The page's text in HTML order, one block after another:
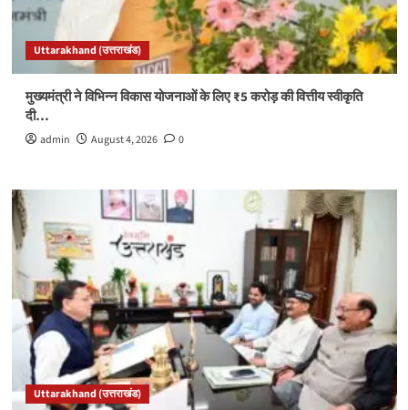
Uttarakhand (उत्तराखंड)
मुख्यमंत्री ने विभिन्न विकास योजनाओं के लिए ₹5 करोड़ की वित्तीय स्वीकृति
दी…
admin August 4, 2026 0
Uttarakhand (उत्तराखंड)